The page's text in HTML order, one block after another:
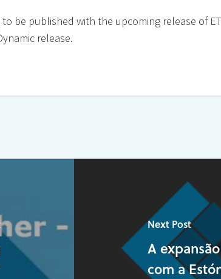
be published with the upcoming release of
release.
Next Post
A
com a